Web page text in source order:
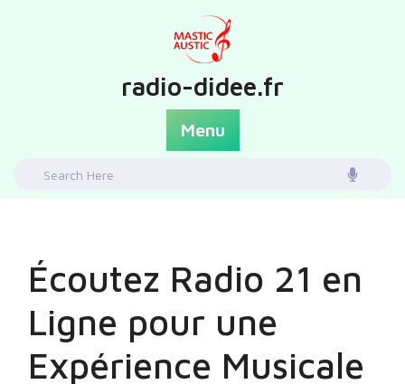
radio-didee.fr
Menu
Search
Écoutez Radio 21 en
Ligne pour une
Expérience Musicale